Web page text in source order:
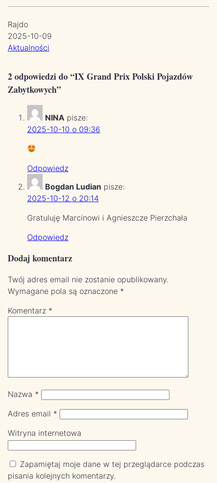
Rajdo
2025-10-09
Aktualności
2 odpowiedzi do “IX Grand Prix Polski Pojazdów
Zabytkowych”
NINA pisze:
2025-10-10 o 09:36
Odpowiedz
Bogdan Ludian pisze:
2025-10-12 o 20:14
Gratuluję Marcinowi i Agnieszcze Pierzchała
Odpowiedz
Dodaj komentarz
Twój adres email nie zostanie opublikowany.
Wymagane pola są oznaczone *
Komentarz *
Nazwa *
Adres email *
Witryna internetowa
Zapamiętaj moje dane w tej przeglądarce podczas
pisania kolejnych komentarzy.